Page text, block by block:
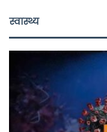
स्वास्थ्य